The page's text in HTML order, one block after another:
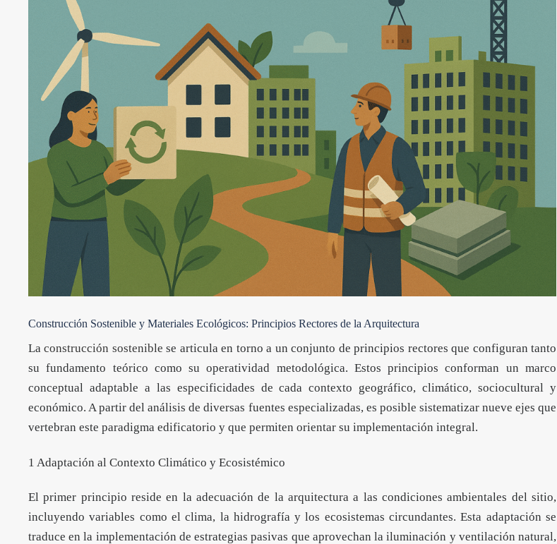
Construcción Sostenible y Materiales Ecológicos: Principios Rectores de la Arquitectura
Laconstrucción sostenible se articula en torno a un conjunto de principios rectores que configuran tanto
su fundamento teórico como su operatividad metodológica. Estos principios conforman un marco
conceptual adaptable a las especificidades de cada contexto geográfico, climático, sociocultural y
económico. A partir del análisis de diversas fuentes especializadas, es posible sistematizar nueve ejes que
vertebran este paradigma edificatorio y que permiten orientar su implementación integral.
1 Adaptación al Contexto Climático y Ecosistémico
El primer principio reside en la adecuación de la arquitectura a las condiciones ambientales del sitio,
incluyendo variables como el clima, la hidrografía y los ecosistemas circundantes. Esta adaptación se
traduce en la implementación de estrategias pasivas que aprovechan la iluminación y ventilación natural,